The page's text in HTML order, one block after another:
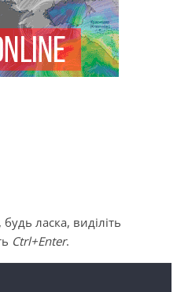
ласка, виділіть
Ctrl+Enter.